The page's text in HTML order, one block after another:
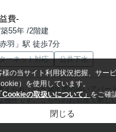
費-
55年 /2階建
羽」駅 徒歩7分
ーネット対応 公共下水
えられている満足度の高いアパー
物件です。こちらのお部屋で新し
の当サイト利用状況把握、サー
）を使用しています。
「Cookieの取扱いについて」 をご確
閉じる